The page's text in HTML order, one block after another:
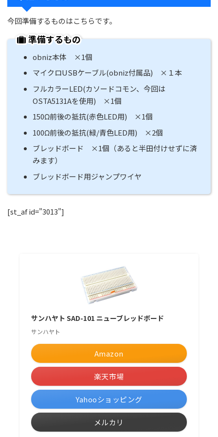
今回準備するものはこちらです。
準備するもの
obniz本体 ×1個
マイクロUSBケーブル(obniz付属品) ×１本
フルカラーLED(カソードコモン、今回は
OSTA5131Aを使用) ×1個
150Ω前後の抵抗(赤色LED用) ×1個
100Ω前後の抵抗(緑/青色LED用) ×2個
ブレッドボード ×1個（あると半田付けせずに済
みます）
ブレッドボード用ジャンプワイヤ
[st_af id="3013"]
サンハヤト SAD-101 ニューブレッドボード
サンハヤト
Amazon
楽天市場
Yahooショッピング
メルカリ